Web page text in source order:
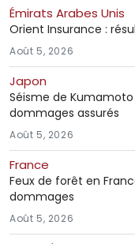
Émirats Arabes Unis
Orient Insurance :
Août 5, 2026
Japon
Séisme de Kumamoto
dommages assurés
Août 5, 2026
France
Feux de forêt en
dommages
Août 5, 2026